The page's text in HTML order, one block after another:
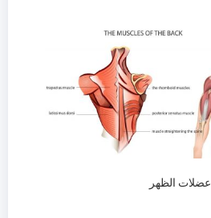
عضلات الظهر